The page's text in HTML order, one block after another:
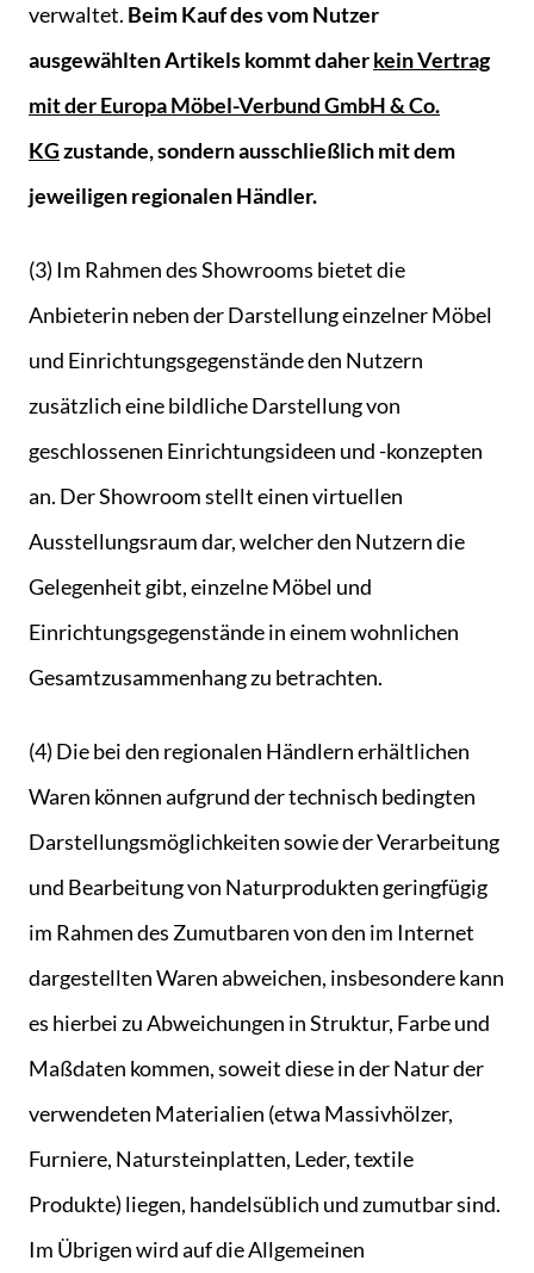
verwaltet. Beim Kauf des vom Nutzer
ausgewählten Artikels kommt daherkein Vertrag
mit der Europa Möbel-Verbund GmbH & Co.
KGzustande, sondern ausschließlich mit dem
jeweiligen regionalen Händler.
(3) Im Rahmen des Showrooms bietet die
Anbieterin neben der Darstellung einzelner Möbel
und Einrichtungsgegenstände den Nutzern
zusätzlich eine bildliche Darstellung von
geschlossenen Einrichtungsideen und -konzepten
an. Der Showroom stellt einen virtuellen
Ausstellungsraum dar, welcher den Nutzern die
Gelegenheit gibt, einzelne Möbel und
Einrichtungsgegenstände in einem wohnlichen
Gesamtzusammenhang zu betrachten.
(4) Die bei den regionalen Händlern erhältlichen
Waren können aufgrund der technisch bedingten
Darstellungsmöglichkeiten sowie der Verarbeitung
und Bearbeitung von Naturprodukten geringfügig
im Rahmen des Zumutbaren von den im Internet
dargestellten Waren abweichen, insbesondere kann
es hierbei zu Abweichungen in Struktur, Farbe und
Maßdaten kommen, soweit diese in der Natur der
verwendeten Materialien (etwa Massivhölzer,
Furniere, Natursteinplatten, Leder, textile
Produkte) liegen, handelsüblich und zumutbar sind.
Im Übrigen wird auf die Allgemeinen